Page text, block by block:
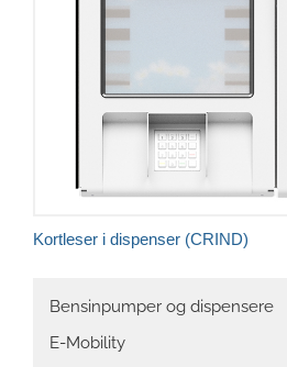
Kortleser i dispenser (CRIND)
Stilig og kompakt,
kontanter, kontaktløs
Høyeste sikkerhetsnivå mot
Main
navigation
Bensinpumper og dispensere
E-Mobility